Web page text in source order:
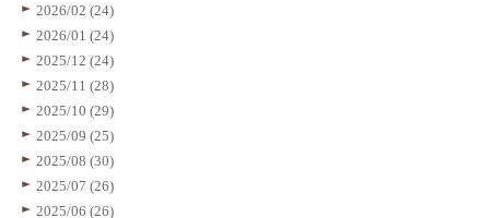
2026/02 (24)
2026/01 (24)
2025/12 (24)
2025/11 (28)
2025/10 (29)
2025/09 (25)
2025/08 (30)
2025/07 (26)
2025/06 (26)